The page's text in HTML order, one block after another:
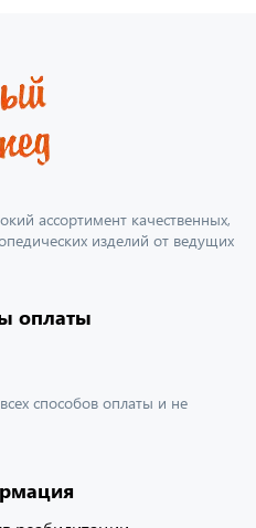
ассортимент качественных,
изделий от ведущих
оплаты
способов оплаты и не